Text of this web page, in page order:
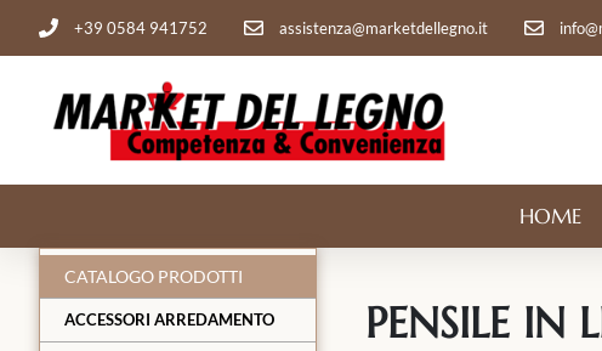
+39 0584 941752 assistenza@marketdellegno.it
HOME
CATALOGO PRODOTTI
ACCESSORI ARREDAMENTO PENSILE